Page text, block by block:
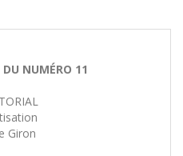
NUMÉRO 11
Giron